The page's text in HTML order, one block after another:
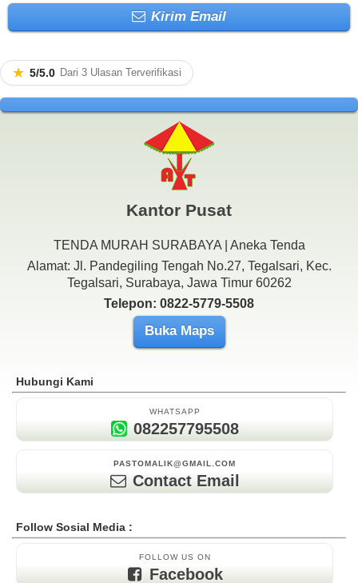
Kirim Email
★ 5/5.0 Dari 3 Ulasan Terverifikasi
Kantor Pusat
TENDA MURAH SURABAYA | Aneka Tenda
Alamat: Jl. Pandegiling Tengah No.27, Tegalsari, Kec.
Tegalsari, Surabaya, Jawa Timur 60262
Telepon: 0822-5779-5508
Buka Maps
Hubungi Kami
WHATSAPP
082257795508
PASTOMALIK@GMAIL.COM
Contact Email
Follow Sosial Media :
FOLLOW US ON
Facebook